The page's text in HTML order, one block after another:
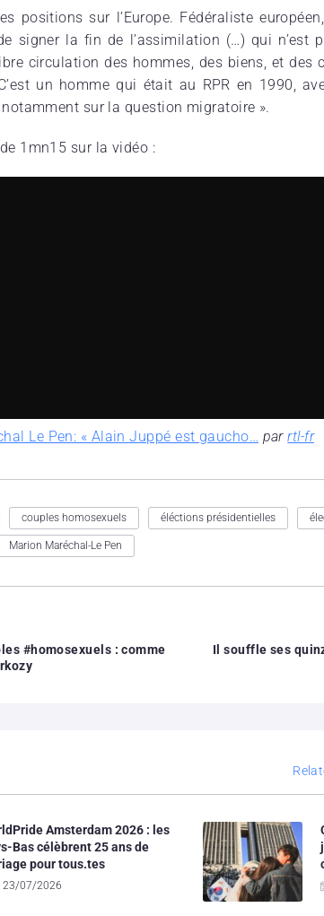
positions sur l’Europe. Fédéraliste
signer la fin de l’assimilation (…) qui n’est
circulation des hommes, des biens, et des
un homme qui était au RPR en 1990,
sur la question migratoire ».
1mn15 sur la vidéo :
Le Pen: « Alain Juppé est gaucho… parrtl-fr
couples homosexuels éléctions présidentielles
Marion Maréchal-Le Pen
#homosexuels : comme
Il souffle ses
Amsterdam 2026 : les
Bas célèbrent 25 ans de
pour tous.tes
23/07/2026